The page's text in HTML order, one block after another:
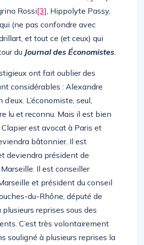
Rossi[3] , Hippolyte Passy,
(ne pas confondre avec
et tout ce (et ceux) qui
du Journal des Économistes
ont fait oublier des
considérables : Alexandre
L’économiste, seul,
lu et reconnu. Mais il est bien
Clapier est avocat à Paris et
bâtonnier. Il est
deviendra président de
Marseille. Il est conseiller
et président du conseil
du-Rhône, député de
plusieurs reprises sous des
C’est très volontairement
souligné à plusieurs reprises la